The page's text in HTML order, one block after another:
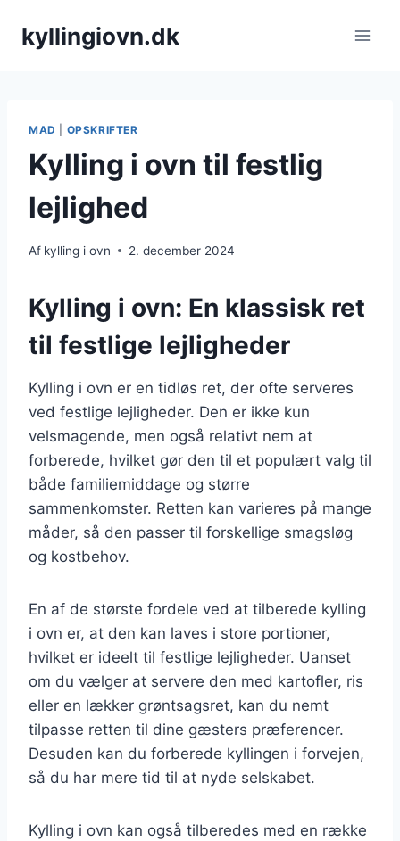
kyllingiovn.dk
MAD OPSKRIFTER
Kylling i ovn til festlig
lejlighed
Af kylling i ovn 2. december 2024
Kylling i ovn: En klassisk ret
til festlige lejligheder
Kylling i ovn er en tidløs ret, der ofte serveres
ved festlige lejligheder. Den er ikke kun
velsmagende, men også relativt nem at
forberede, hvilket gør den til et populært valg til
både familiemiddage og større
sammenkomster. Retten kan varieres på mange
måder, så den passer til forskellige smagsløg
og kostbehov.
En af de største fordele ved at tilberede kylling
i ovn er, at den kan laves i store portioner,
hvilket er ideelt til festlige lejligheder. Uanset
om du vælger at servere den med kartofler, ris
eller en lækker grøntsagsret, kan du nemt
tilpasse retten til dine gæsters præferencer.
Desuden kan du forberede kyllingen i forvejen,
så du har mere tid til at nyde selskabet.
Kylling i ovn kan også tilberedes med en række